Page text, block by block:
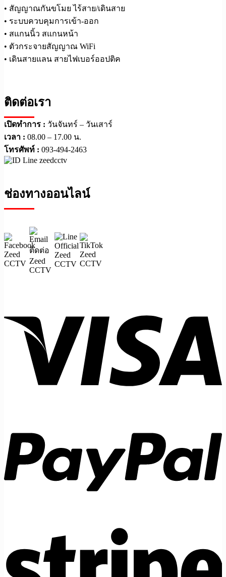
• สัญญาณกันขโมย ไร้สาย/เดินสาย
• ระบบควบคุมการเข้า-ออก
• สแกนนิ้ว สแกนหน้า
• ตัวกระจายสัญญาณ WiFi
• เดินสายแลน สายไฟเบอร์ออปติค
ติดต่อเรา
เปิดทำการ : วันจันทร์ – วันเสาร์
เวลา : 08.00 – 17.00 น.
โทรศัพท์ : 093-494-2463
ช่องทางออนไลน์